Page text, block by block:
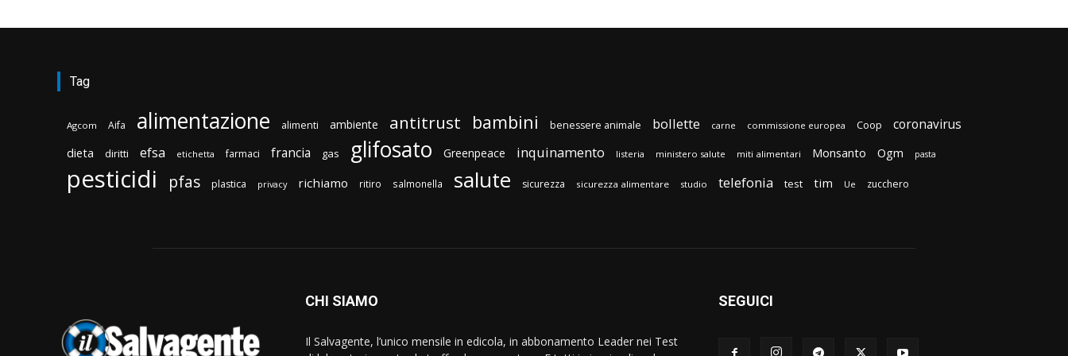
Tag
Agcom Aifa alimentazione alimenti ambiente antitrust bambini benessere animale bollette carne commissione europea Coop coronavirus
dieta diritti efsa etichetta farmaci francia gas glifosato Greenpeace inquinamento listeria ministero salute miti alimentari Monsanto Ogm pasta
pesticidi pfas plastica privacy richiamo ritiro salmonella salute sicurezza sicurezza alimentare studio telefonia test tim Ue zucchero
CHI SIAMO
Il Salvagente, l’unico mensile in edicola, in abbonamento Leader nei Test
SEGUICI